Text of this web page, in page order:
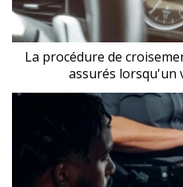
La procédure de
assurés lorsqu'un